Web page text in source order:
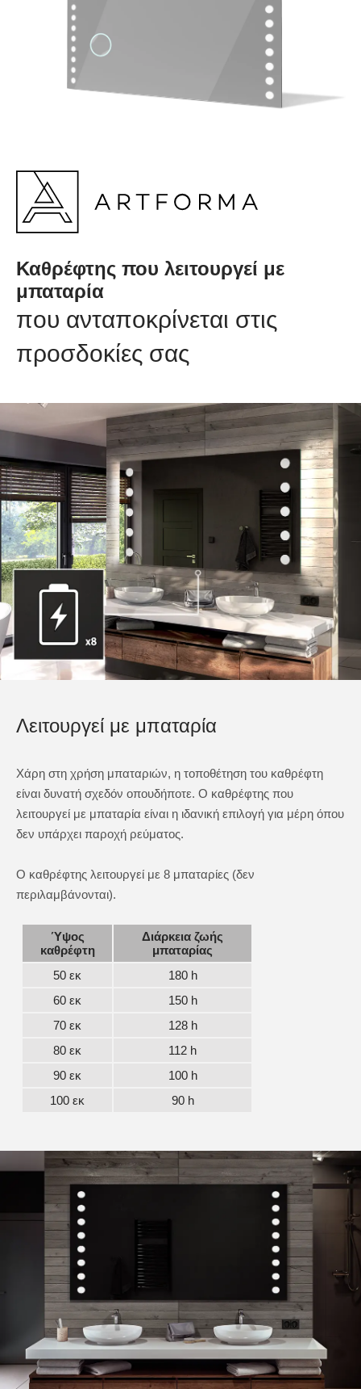
Καθρέφτης που λειτουργεί με
μπαταρία
που ανταποκρίνεται στις
προσδοκίες σας
Λειτουργεί με μπαταρία
Χάρη στη χρήση μπαταριών, η τοποθέτηση του καθρέφτη
είναι δυνατή σχεδόν οπουδήποτε. Ο καθρέφτης που
λειτουργεί με μπαταρία είναι η ιδανική επιλογή για μέρη όπου
δεν υπάρχει παροχή ρεύματος.
Ο καθρέφτης λειτουργεί με 8 μπαταρίες (δεν
περιλαμβάνονται).
Ύψος
καθρέφτη
Διάρκεια ζωής
μπαταρίας
50 εκ
180 h
60 εκ
150 h
70 εκ
128 h
80 εκ
112 h
90 εκ
100 h
100 εκ
90 h